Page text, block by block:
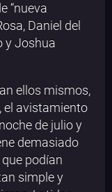
“nueva
Daniel del
y Joshua
ellos mismos,
el avistamiento
de julio y
demasiado
podían
simple y